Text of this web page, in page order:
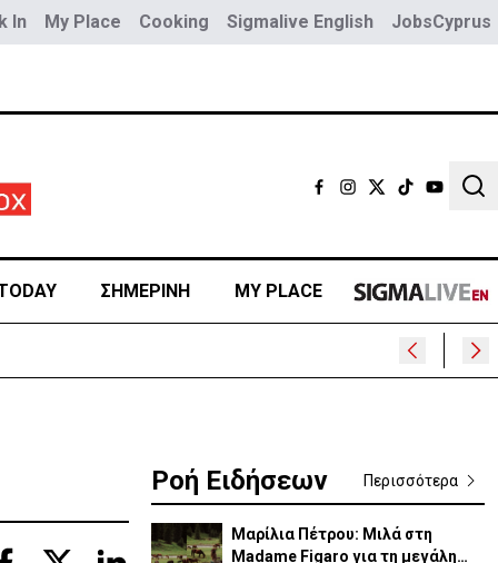
In My Place Cooking Sigmalive English JobsCyprus
ΣΗΜΕΡΙΝΗ MY PLACE
Ροή Ειδήσεων Περισσότερα
Μαρίλια Πέτρου: Μιλά στη
Madame Figaro για τη μεγάλη